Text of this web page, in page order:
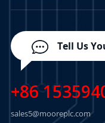
Tell Us
+86
sales5@mooreplc.com